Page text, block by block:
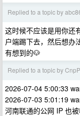
Replied to a topic by
这时候不应该是用你还
户端踢下去，然后想办
有想到的🐶
Replied to a topic by
2026-07-04 5:00:33
2026-07-03 5:01:19
河南联通的公网 IP 也